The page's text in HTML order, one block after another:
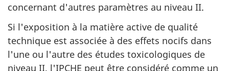
concernant d'autres paramètres au niveau II.
Si l'exposition à la matière active de qualité
technique est associée à des effets nocifs dans
l'une ou l'autre des études toxicologiques de
niveau II, l'IPCHE peut être considéré comme un